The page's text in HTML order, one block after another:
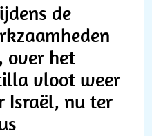
de
over het
vloot weer
Israël, nu ter